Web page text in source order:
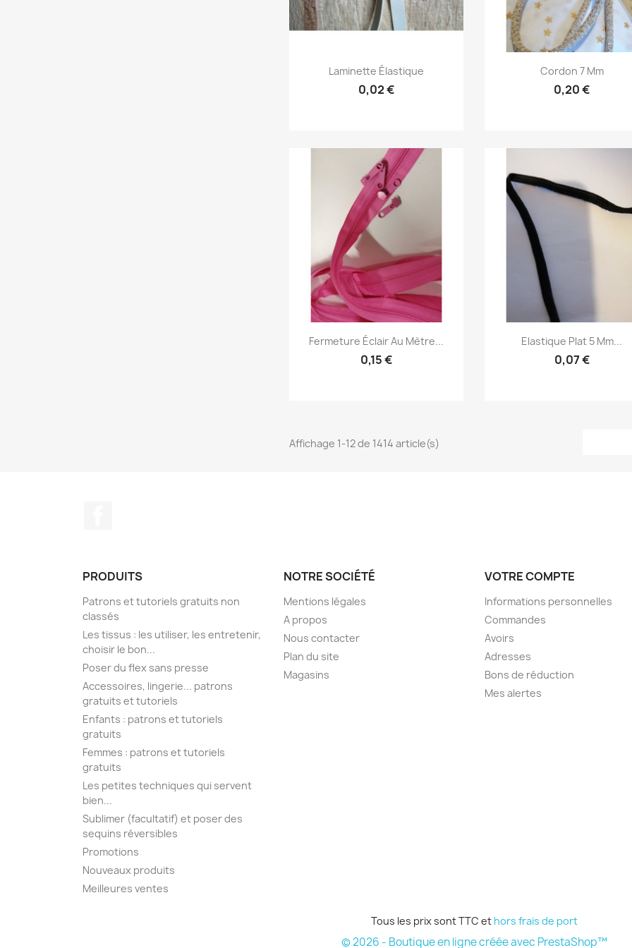
Aperçu rapide
Laminette Élastique
0,02 €
Aperçu rapide
Cordon 7 Mm
0,20 €
Aperçu rapide
Fermeture Éclair Au Mètre...
0,15 €
Aperçu rapide
Elastique Plat 5 Mm...
0,07 €
Affichage 1-12 de 1414 article(s)
PRODUITS
Patrons et tutoriels gratuits non
classés
Les tissus : les utiliser, les entretenir,
choisir le bon...
Poser du flex sans presse
Accessoires, lingerie... patrons
gratuits et tutoriels
Enfants : patrons et tutoriels
gratuits
Femmes : patrons et tutoriels
gratuits
Les petites techniques qui servent
bien...
Sublimer (facultatif) et poser des
sequins réversibles
Promotions
Nouveaux produits
Meilleures ventes
NOTRE SOCIÉTÉ
Mentions légales
A propos
Nous contacter
Plan du site
Magasins
VOTRE COMPTE
Informations personnelles
Commandes
Avoirs
Adresses
Bons de réduction
Mes alertes
Tous les prix sont TTC et hors frais de port
© 2026 - Boutique en ligne créée avec PrestaShop™